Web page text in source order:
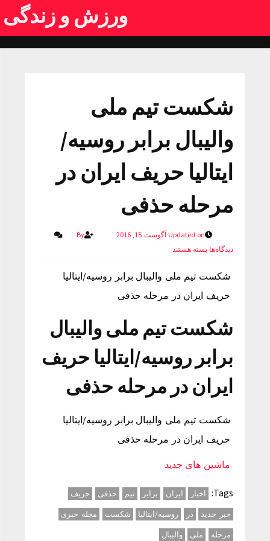
ورزش و زندگی
شکست تیم ملی
والیبال برابر روسیه/
ایتالیا حریف ایران در
مرحله حذفی
Updated on آگوست 15, 2016
By
دیدگاه‌هابسته هستند
شکست تیم ملی والیبال برابر روسیه/ایتالیا
حریف ایران در مرحله حذفی
شکست تیم ملی والیبال
برابر روسیه/ایتالیا حریف
ایران در مرحله حذفی
شکست تیم ملی والیبال برابر روسیه/ایتالیا
حریف ایران در مرحله حذفی
ماشین های جدید
Tags: اخبار ایران برابر تیم حذفی
حریف
خبر جدید
در روسیه/ایتالیا شکست
مجله خبری
مرحله
ملی والیبال